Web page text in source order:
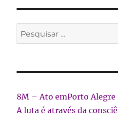
Pesquisar
por:
8M – Ato emPorto Alegre
A luta é através da